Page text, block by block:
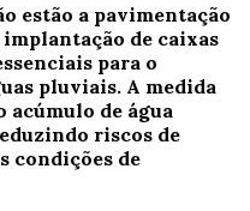
estão a pavimentação
implantação de caixas
para o
pluviais. A medida
de água
riscos de
condições de